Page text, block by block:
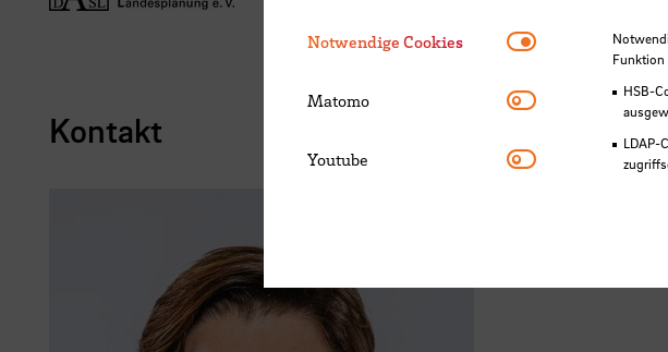
Kontakt
Notwendige Cookies Notwendige
Funktion
HSB-
LDAP-
Matomo Matomo
Youtube Youtube